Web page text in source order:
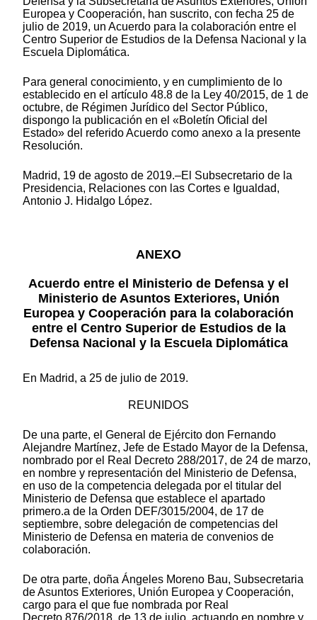
Europea y Cooperación, han suscrito, con fecha 25 de
julio de 2019, un Acuerdo para la colaboración entre el
Centro Superior de Estudios de la Defensa Nacional y la
Escuela Diplomática.
Para general conocimiento, y en cumplimiento de lo
establecido en el artículo 48.8 de la Ley 40/2015, de 1 de
octubre, de Régimen Jurídico del Sector Público,
dispongo la publicación en el «Boletín Oficial del
Estado» del referido Acuerdo como anexo a la presente
Resolución.
Madrid, 19 de agosto de 2019.–El Subsecretario de la
Presidencia, Relaciones con las Cortes e Igualdad,
Antonio J. Hidalgo López.
ANEXO
Acuerdo entre el Ministerio de Defensa y el
Ministerio de Asuntos Exteriores, Unión
Europea y Cooperación para la colaboración
entre el Centro Superior de Estudios de la
Defensa Nacional y la Escuela Diplomática
En Madrid, a 25 de julio de 2019.
REUNIDOS
De una parte, el General de Ejército don Fernando
Alejandre Martínez, Jefe de Estado Mayor de la Defensa,
nombrado por el Real Decreto 288/2017, de 24 de marzo,
en nombre y representación del Ministerio de Defensa,
en uso de la competencia delegada por el titular del
Ministerio de Defensa que establece el apartado
primero.a de la Orden DEF/3015/2004, de 17 de
septiembre, sobre delegación de competencias del
Ministerio de Defensa en materia de convenios de
colaboración.
De otra parte, doña Ángeles Moreno Bau, Subsecretaria
de Asuntos Exteriores, Unión Europea y Cooperación,
cargo para el que fue nombrada por Real